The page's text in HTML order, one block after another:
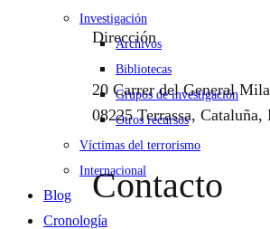
Investigación
Archivos
Bibliotecas
Grupos de investigación
Otros recursos
Víctimas del terrorismo
Internacional
Blog
Cronología
Dirección
20 Carrer del General
08225 Terrassa, Cataluña,
Contacto